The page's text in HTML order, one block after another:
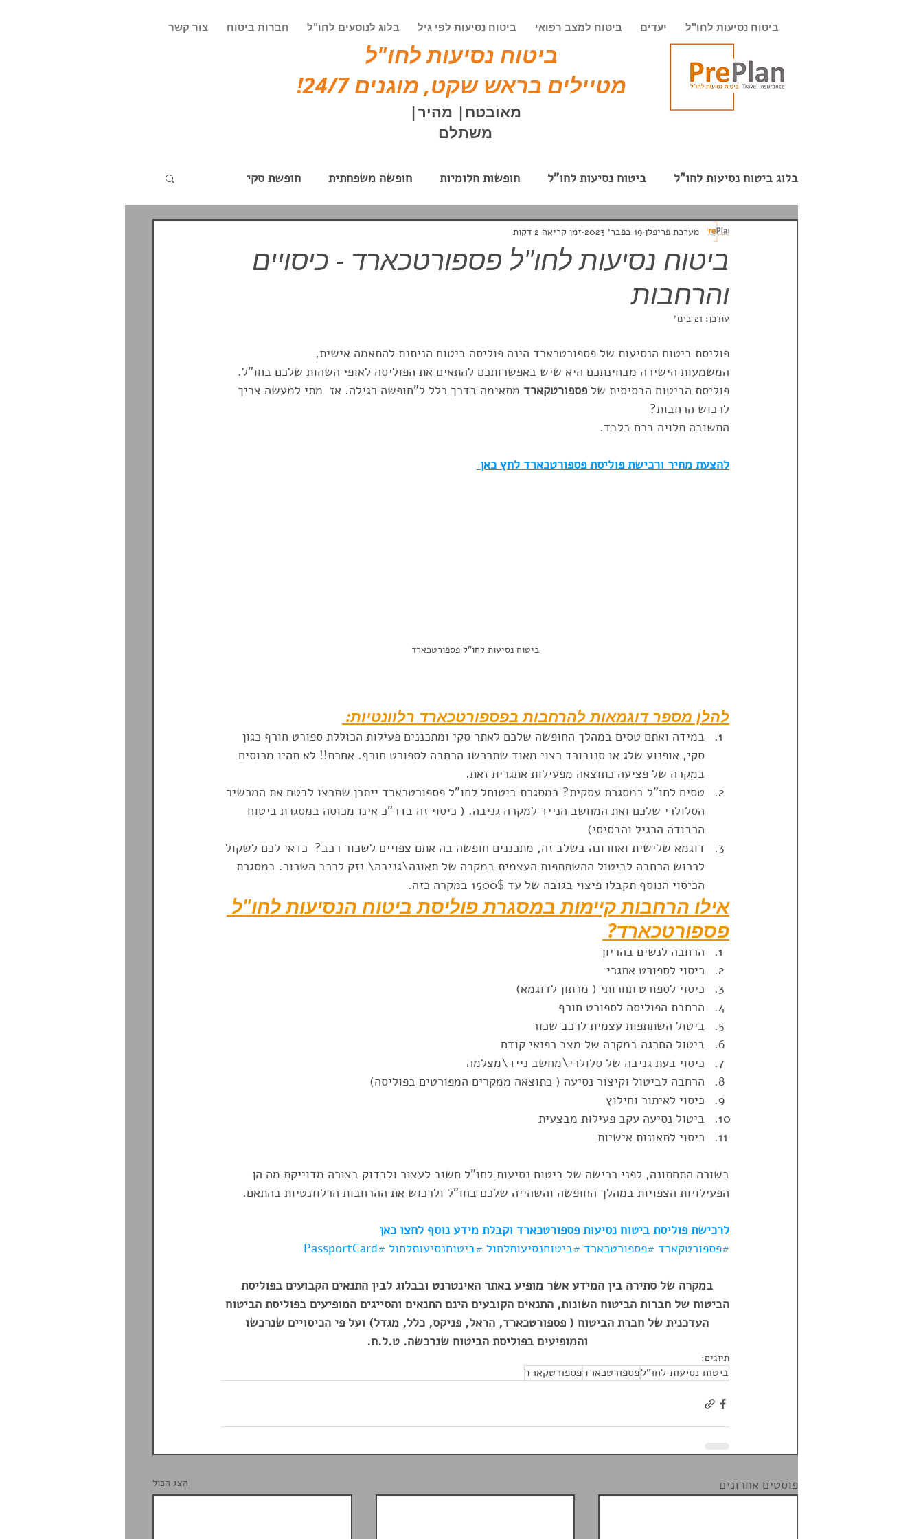
ביטוח נסיעות לחו"ל יעדים ביטוח למצב רפואי ביטוח נסיעות לפי גיל בלוג לנוסעים לחו"ל חברות ביטוח צור קשר
ביטוח נסיעות לחו"ל
מטיילים בראש שקט, מוגנים 24/7!
מאובטח| מהיר|
משתלם
בלוג ביטוח נסיעות לחו"ל ביטוח נסיעות לחו"ל חופשות חלומיות חופשה משפחתית חופשת סקי
חופשה רומנטית המזרח הרחוק חופשה בחו"ל אקסטרים
חבילת תקשורת בחו"ל תרמילאים
פספורטכארד ביטול טיסה מכל סיבה ביטוח לנשים בהריון תרמילאים ביטוח נסיעות גיל הזהב
ביטוח נסיעות לחו"ל פספורטכארד - כיסויים
והרחבות
מערכת פריפלן 19 בפבר׳ 2023 זמן קריאה 2 דקות
עודכן: 21 בינו׳
פוליסת ביטוח הנסיעות של פספורטכארד הינה פוליסה ביטוח הניתנת להתאמה אישית,
המשמעות הישירה מבחינתכם היא שיש באפשרותכם להתאים את הפוליסה לאופי השהות שלכם בחו"ל.
פוליסת הביטוח הבסיסית של פספורטקארד מתאימה בדרך כלל ל"חופשה רגילה. אז  מתי למעשה צריך
לרכוש הרחבות?
התשובה תלויה בכם בלבד.
להצעת מחיר ורכישת פוליסת פספורטכארד לחץ כאן
ביטוח נסיעות לחו"ל פספורטכארד
להלן מספר דוגמאות להרחבות בפספורטכארד רלוונטיות:
במידה ואתם טסים במהלך החופשה שלכם לאתר סקי ומתכננים פעילות הכוללת ספורט חורף כגון
סקי, אופנוע שלג או סנובורד רצוי מאוד שתרכשו הרחבה לספורט חורף. אחרת!! לא תהיו מכוסים
במקרה של פציעה כתוצאה מפעילות אתגרית זאת.
טסים לחו"ל במסגרת עסקית? במסגרת ביטוחל לחו"ל פספורטכארד ייתכן שתרצו לבטח את המכשיר
הסלולרי שלכם ואת המחשב הנייד למקרה גניבה. ( כיסוי זה בדר"כ אינו מכוסה במסגרת ביטוח
הכבודה הרגיל והבסיסי)
דוגמא שלישית ואחרונה בשלב זה, מתכננים חופשה בה אתם צפויים לשכור רכב?  כדאי לכם לשקול
לרכוש הרחבה לביטול ההשתתפות העצמית במקרה של תאונה\גניבה\ נזק לרכב השכור. במסגרת
הכיסוי הנוסף תקבלו פיצוי בגובה של עד 1500$ במקרה כזה.
אילו הרחבות קיימות במסגרת פוליסת ביטוח הנסיעות לחו"ל
פספורטכארד?
הרחבה לנשים בהריון
כיסוי לספורט אתגרי
כיסוי לספורט תחרותי ( מרתון לדוגמא)
הרחבת הפוליסה לספורט חורף
ביטול השתתפות עצמית לרכב שכור
ביטול החרגה במקרה של מצב רפואי קודם
כיסוי בעת גניבה של סלולרי\מחשב נייד\מצלמה
הרחבה לביטול וקיצור נסיעה ( כתוצאה ממקרים המפורטים בפוליסה)
כיסוי לאיתור וחילוץ
ביטול נסיעה עקב פעילות מבצעית
כיסוי לתאונות אישיות
בשורה התחתונה, לפני רכישה של ביטוח נסיעות לחו"ל חשוב לעצור ולבדוק בצורה מדוייקת מה הן
הפעילויות הצפויות במהלך החופשה והשהייה שלכם בחו"ל ולרכוש את ההרחבות הרלוונטיות בהתאם.
לרכישת פוליסת ביטוח נסיעות פספורטכארד וקבלת מידע נוסף לחצו כאן
#פספורטקארד #פספורטכארד #ביטוחנסיעותלחול #ביטוחנסיעותלחול #PassportCard
במקרה של סתירה בין המידע אשר מופיע באתר האינטרנט ובבלוג לבין התנאים הקבועים בפוליסת
הביטוח של חברות הביטוח השונות, התנאים הקובעים הינם התנאים והסייגים המופיעים בפוליסת הביטוח
העדכנית של חברת הביטוח ( פספורטכארד, הראל, פניקס, כלל, מגדל) ועל פי הכיסויים שנרכשו
והמופיעים בפוליסת הביטוח שנרכשה. ט.ל.ח.
תיוגים:
ביטוח נסיעות לחו"לפספורטכארדפספורטקארד
פוסטים אחרונים הצג הכול